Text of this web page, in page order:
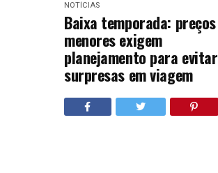
NOTÍCIAS
Baixa temporada: preços
menores exigem
planejamento para evitar
surpresas em viagem